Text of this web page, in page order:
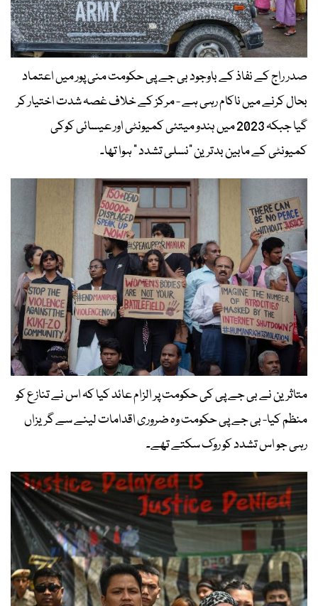
صدر راج کے نفاذ کے باوجود بی جے پی حکومت منی پور میں اعتماد
بحال کرنے میں ناکام رہی ہے - مرکز کے خلاف غصہ شدت اختیار کر
گیا جبکہ 2023 میں ہندو میتئی کمیونٹی اور عیسائی کوکی
کمیونٹی کے مابین بدترین “نسلی تشدد ” ہوا تھا۔
متاثرین نے بی جے پی کی حکومت پر الزام عائد کیا کہ اس نے تنازع کو
منظم کیا- بی جے پی حکومت وہ ضروری اقدامات لینے سے گریزاں
رہی جو اس تشدد کو روک سکتے تھے۔